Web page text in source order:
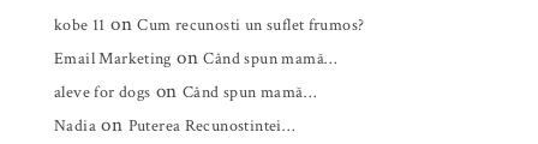
kobe 11 onCum recunosti un suflet frumos?
Email Marketing onCând spun mamă…
aleve for dogs onCând spun mamă…
Nadiaon Puterea Recunostintei…